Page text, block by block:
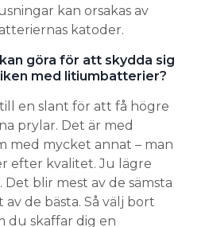
kan orsakas av
katoder.
göra för att skydda sig
med litiumbatterier?
en slant för att få högre
prylar. Det är med
med mycket annat – man
efter kvalitet. Ju lägre
blir mest av de sämsta
de bästa. Så välj bort
du skaffar dig en